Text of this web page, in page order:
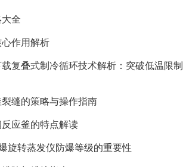
全
作用解析
复叠式制冷循环技术解析：突破低温限制
缝的策略与操作指南
应釜的特点解读
爆旋转蒸发仪防爆等级的重要性